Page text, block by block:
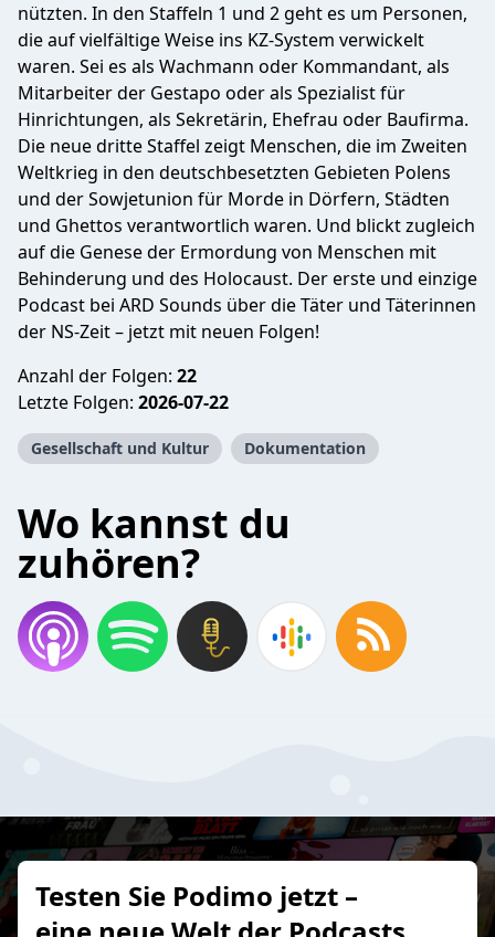
nützten. In den Staffeln 1 und 2 geht es um Personen,
die auf vielfältige Weise ins KZ-System verwickelt
waren. Sei es als Wachmann oder Kommandant, als
Mitarbeiter der Gestapo oder als Spezialist für
Hinrichtungen, als Sekretärin, Ehefrau oder Baufirma.
Die neue dritte Staffel zeigt Menschen, die im Zweiten
Weltkrieg in den deutschbesetzten Gebieten Polens
und der Sowjetunion für Morde in Dörfern, Städten
und Ghettos verantwortlich waren. Und blickt zugleich
auf die Genese der Ermordung von Menschen mit
Behinderung und des Holocaust. Der erste und einzige
Podcast bei ARD Sounds über die Täter und Täterinnen
der NS-Zeit – jetzt mit neuen Folgen!
Anzahl der Folgen: 22
Letzte Folgen: 2026-07-22
Gesellschaft und Kultur Dokumentation
Wo kannst du
zuhören?
Testen Sie Podimo jetzt –